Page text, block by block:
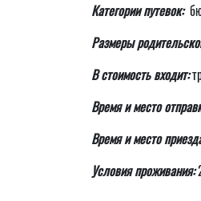
Категории путевок:
Размеры
В стоимость входит:
Время и место
Время и место
Условия проживания: